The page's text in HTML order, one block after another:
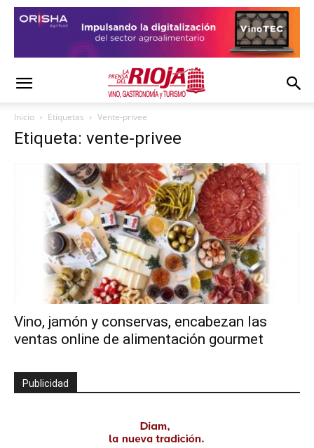
Inicio Etiquetas Vente-privee
Etiqueta: vente-privee
Vino, jamón y conservas, encabezan las
ventas online de alimentación gourmet
Publicidad